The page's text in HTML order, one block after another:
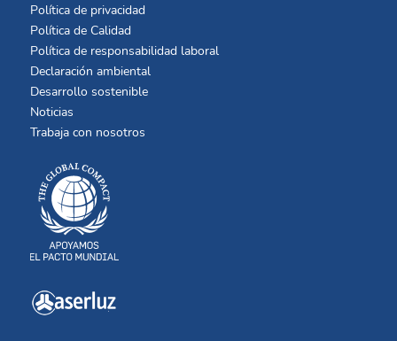
Política de privacidad
Política de Calidad
Política de responsabilidad laboral
Declaración ambiental
Desarrollo sostenible
Noticias
Trabaja con nosotros